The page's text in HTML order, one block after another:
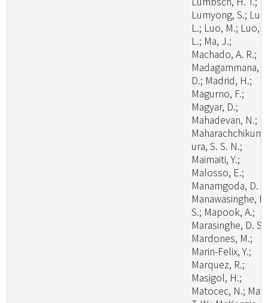
Lumyong, S.;
L.; Luo, M.; Luo,
L.; Ma, J.;
Machado, A. R.;
Madagammana,
D.; Madrid, H.;
Magurno, F.;
Magyar, D.;
Mahadevan, N.;
ura, S. S. N.;
Maimaiti, Y.;
Malosso, E.;
Manamgoda, D.
Manawasinghe, I.
S.; Mapook, A.;
Marasinghe, D. S.;
Mardones, M.;
Marin-Felix, Y.;
Marquez, R.;
Masigol, H.;
Matocec, N.; May,